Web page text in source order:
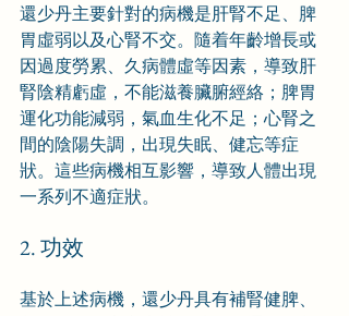
還少丹主要針對的病機是肝腎不足、脾
胃虛弱以及心腎不交。隨着年齡增長或
因過度勞累、久病體虛等因素，導致肝
腎陰精虧虛，不能滋養臟腑經絡；脾胃
運化功能減弱，氣血生化不足；心腎之
間的陰陽失調，出現失眠、健忘等症
狀。這些病機相互影響，導致人體出現
一系列不適症狀。
2. 功效
基於上述病機，還少丹具有補腎健脾、